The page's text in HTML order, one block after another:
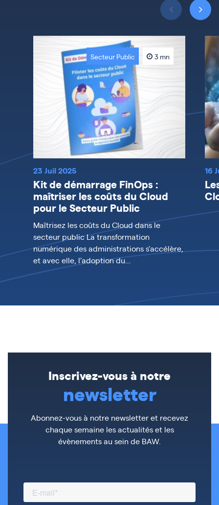
Secteur Public 3 mn
23 Juil 2025
Kit de démarrage FinOps :
maîtriser les coûts du Cloud
pour le Secteur Public
Maîtrisez les coûts du Cloud dans le
secteur public La transformation
numérique des administrations s'accélère,
et avec elle, l’adoption du…
16
Inscrivez-vous à notre
newsletter
Abonnez-vous à notre newsletter et recevez
chaque semaine les actualités et les
évènements au sein de BAW.